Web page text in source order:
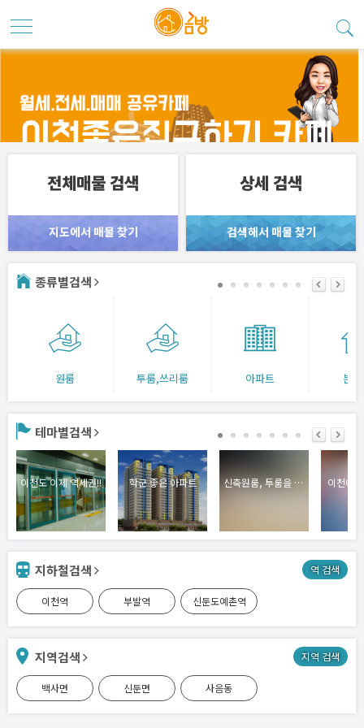
전체매물 검색
지도에서 매물 찾기
상세 검색
검색해서 매물 찾기
종류별검색
원룸 투룸,쓰리룸 아파트 분
테마별검색
이천도 이제 역세권!! 학군 좋은 아파트 신축원룸, 투룸을 한눈에! 이천아
지하철검색 역 검색
이천역 부발역 신둔도예촌역
지역검색 지역 검색
백사면 신둔면 사음동